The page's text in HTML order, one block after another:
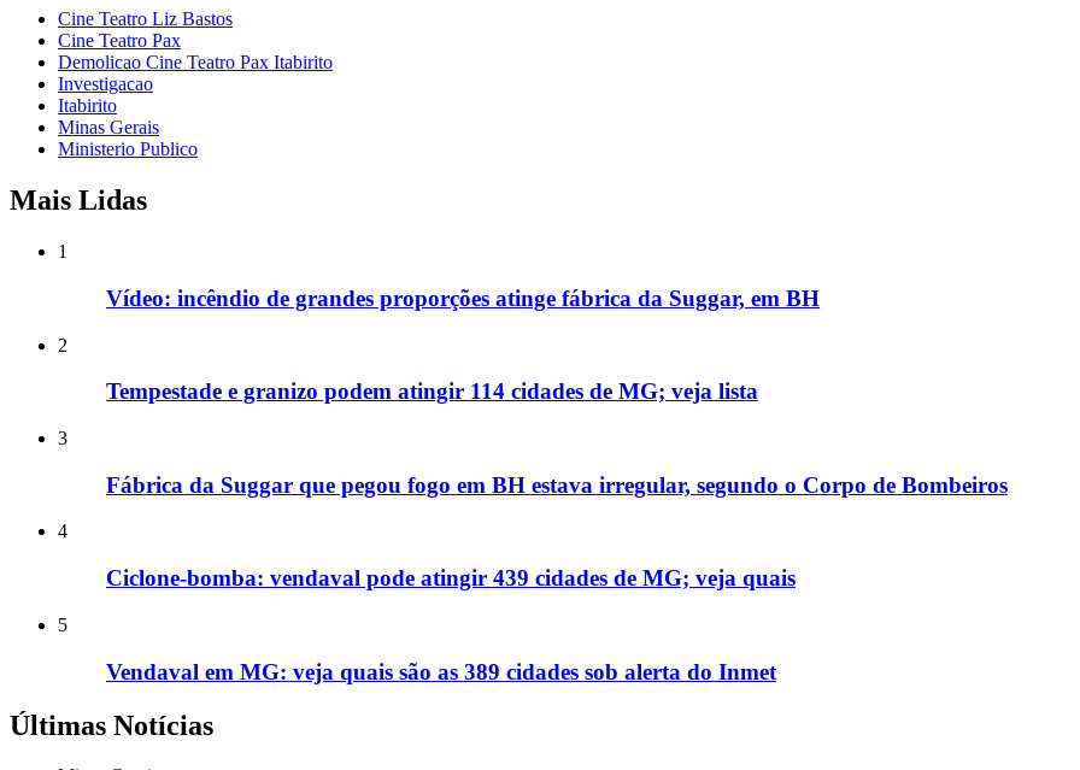
Cine Teatro Liz Bastos
Cine Teatro Pax
Demolicao Cine Teatro Pax Itabirito
Investigacao
Itabirito
Minas Gerais
Ministerio Publico
Mais Lidas
1
Vídeo: incêndio de grandes proporções atinge fábrica da Suggar, em BH
2
Tempestade e granizo podem atingir 114 cidades de MG; veja lista
3
Fábrica da Suggar que pegou fogo em BH estava irregular, segundo o Corpo de Bombeiros
4
Ciclone-bomba: vendaval pode atingir 439 cidades de MG; veja quais
5
Vendaval em MG: veja quais são as 389 cidades sob alerta do Inmet
Últimas Notícias